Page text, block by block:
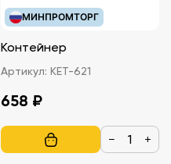
МИНПРОМТОРГ
Контейнер
Артикул: КЕТ-621
658 ₽
− +